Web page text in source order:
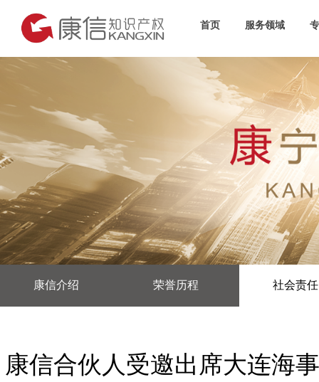
首页 服务领域
康信介绍 荣誉历程 社会责任
康信合伙人受邀出席大连海